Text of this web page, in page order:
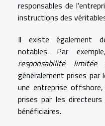
responsables de
instructions des
Il existe également
notables. Par
responsabilité limitée
généralement prises par
une entreprise
prises par les
bénéficiaires.